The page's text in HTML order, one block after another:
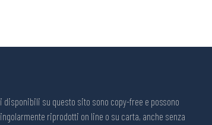
disponibili su questo sito sono copy-free e possono
riprodotti on line o su carta, anche senza